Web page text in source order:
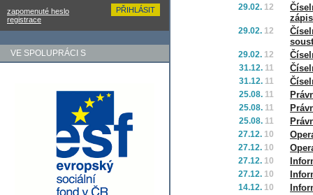
zapomenuté heslo
registrace
VE SPOLUPRÁCI S
29.02. 12
29.02. 12
29.02. 12
31.12. 11
31.12. 11
25.08. 11
25.08. 11
25.08. 11
27.12. 10
27.12. 10
27.12. 10
27.12. 10
14.12. 10